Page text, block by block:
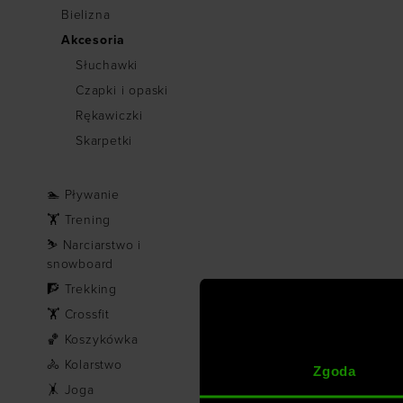
Zgoda
Bielizna
Akcesoria
Słuchawki
Czapki i opaski
Rękawiczki
Skarpetki
🏊 Pływanie
🏋 Trening
⛷ Narciarstwo i
snowboard
🧗 Trekking
🏋 Crossfit
🏀 Koszykówka
🚴 Kolarstwo
🤸 Joga